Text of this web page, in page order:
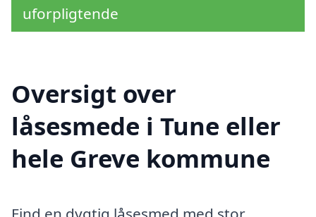
uforpligtende
Oversigt over
låsesmede i Tune eller
hele Greve kommune